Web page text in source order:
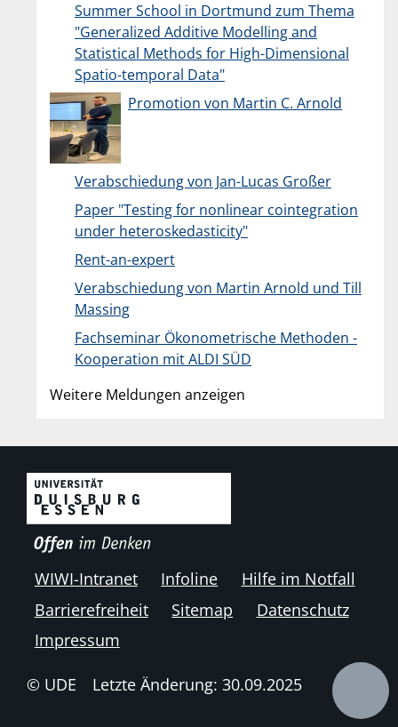
Summer School in Dortmund zum Thema
"Generalized Additive Modelling and
Statistical Methods for High-Dimensional
Spatio-temporal Data"
Promotion von Martin C. Arnold
Verabschiedung von Jan-Lucas Großer
Paper "Testing for nonlinear cointegration
under heteroskedasticity"
Rent-an-expert
Verabschiedung von Martin Arnold und Till
Massing
Fachseminar Ökonometrische Methoden -
Kooperation mit ALDI SÜD
Weitere Meldungen anzeigen
WIWI-Intranet Infoline
Hilfe im Notfall
Barrierefreiheit
Sitemap
Datenschutz
Impressum
© UDE Letzte Änderung: 30.09.2025